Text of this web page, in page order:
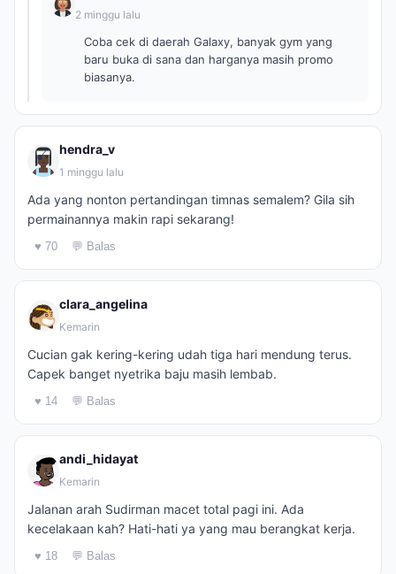
2 minggu lalu
Coba cek di daerah Galaxy, banyak gym yang
baru buka di sana dan harganya masih promo
biasanya.
hendra_v
1 minggu lalu
Ada yang nonton pertandingan timnas semalem? Gila sih
permainannya makin rapi sekarang!
♥ 70 💬 Balas
clara_angelina
Kemarin
Cucian gak kering-kering udah tiga hari mendung terus.
Capek banget nyetrika baju masih lembab.
♥ 14 💬 Balas
andi_hidayat
Kemarin
Jalanan arah Sudirman macet total pagi ini. Ada
kecelakaan kah? Hati-hati ya yang mau berangkat kerja.
♥ 18 💬 Balas